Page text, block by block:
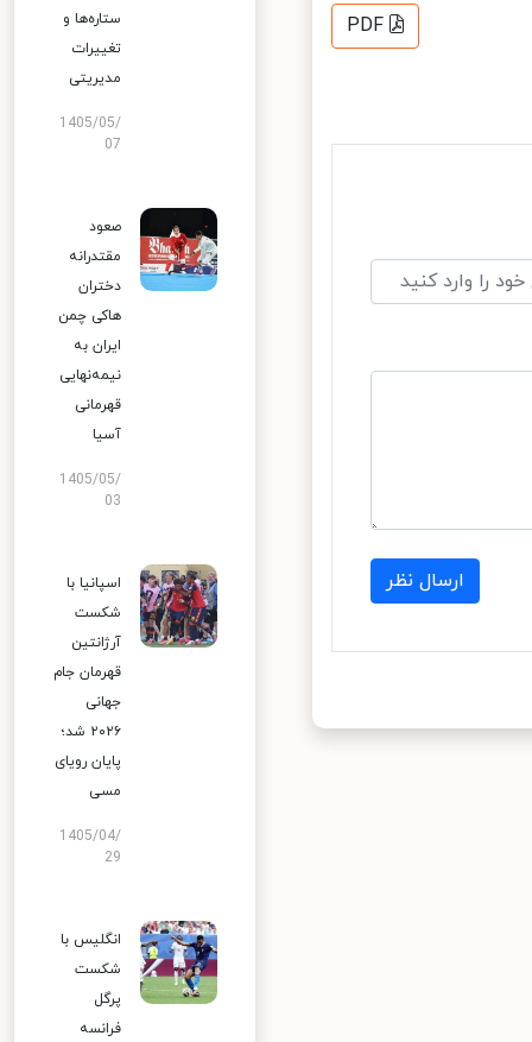
PDF
ارسال نظر
ستاره‌ها و
تغییرات
مدیریتی
1405/05/
07
صعود
مقتدرانه
دختران
هاکی چمن
ایران به
نیمه‌نهایی
قهرمانی
آسیا
1405/05/
03
اسپانیا با
شکست
آرژانتین
قهرمان جام
جهانی
۲۰۲۶ شد؛
پایان رویای
مسی
1405/04/
29
انگلیس با
شکست
پرگل
فرانسه